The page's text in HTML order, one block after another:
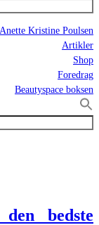
Kristine Poulsen
Artikler
Shop
Foredrag
Beautyspace boksen
bedste